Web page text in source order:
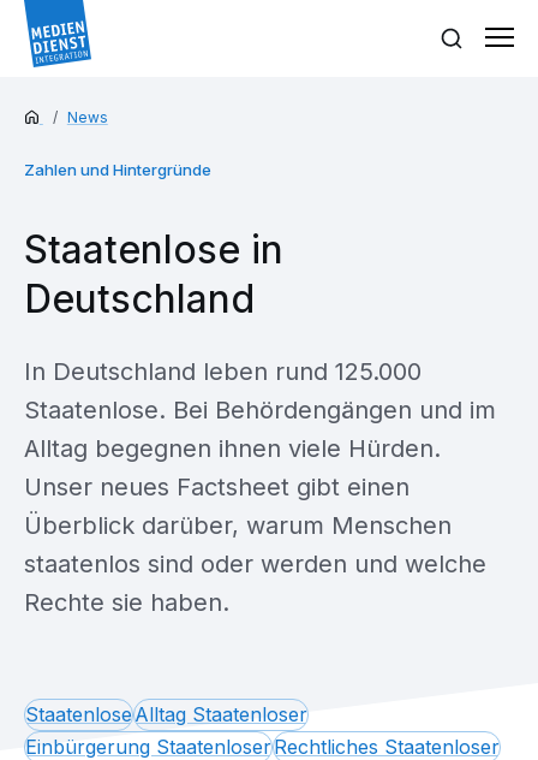
News
Zahlen und Hintergründe
Staatenlose in
Deutschland
StaatenloseAlltag Staatenloser
Einbürgerung StaatenloserRechtliches Staatenloser
In Deutschland leben rund 125.000
Staatenlose. Bei Behördengängen und im
Alltag begegnen ihnen viele Hürden.
Unser neues Factsheet gibt einen
Überblick darüber, warum Menschen
staatenlos sind oder werden und welche
Rechte sie haben.